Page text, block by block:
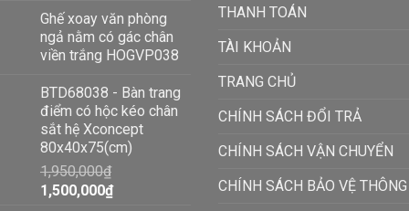
Ghế xoay văn phòng
ngả nằm có gác chân
viền trắng HOGVP038
BTD68038 - Bàn trang
điểm có hộc kéo chân
sắt hệ Xconcept
80x40x75(cm)
1,950,000₫
1,500,000₫
THANH TOÁN
TÀI KHOẢN
TRANG CHỦ
CHÍNH SÁCH ĐỔI TRẢ
CHÍNH SÁCH VẬN CHUYỂN
CHÍNH SÁCH BẢO VỆ